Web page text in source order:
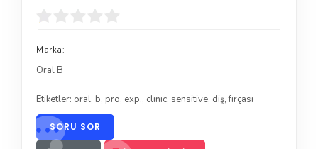
Marka:
Oral B
Etiketler: oral, b, pro, exp., clınıc, sensitive, diş,fırçası
SORU SOR